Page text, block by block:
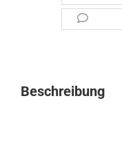
Beschreibung